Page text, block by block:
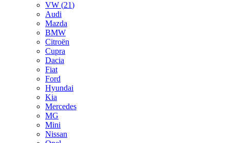
VW (21)
Audi
Mazda
BMW
Citroën
Cupra
Dacia
Fiat
Ford
Hyundai
Kia
Mercedes
MG
Mini
Nissan